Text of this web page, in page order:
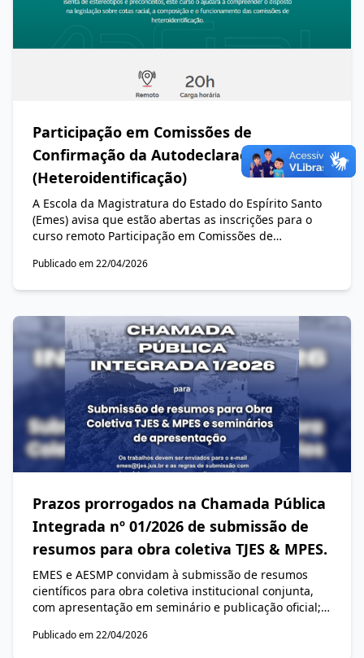
Participação em Comissões de
Confirmação da Autodeclaração
(Heteroidentificação)
A Escola da Magistratura do Estado do Espírito Santo
(Emes) avisa que estão abertas as inscrições para o
curso remoto Participação em Comissões de
promovido pela Escola Virtual de Governo (EV.G),
Publicado em 22/04/2026
Prazos prorrogados na Chamada Pública
Integrada nº 01/2026 de submissão de
resumos para obra coletiva TJES & MPES.
EMES e AESMP convidam à submissão de resumos
científicos para obra coletiva institucional conjunta,
com apresentação em seminário e publicação oficial;
Publicado em 22/04/2026